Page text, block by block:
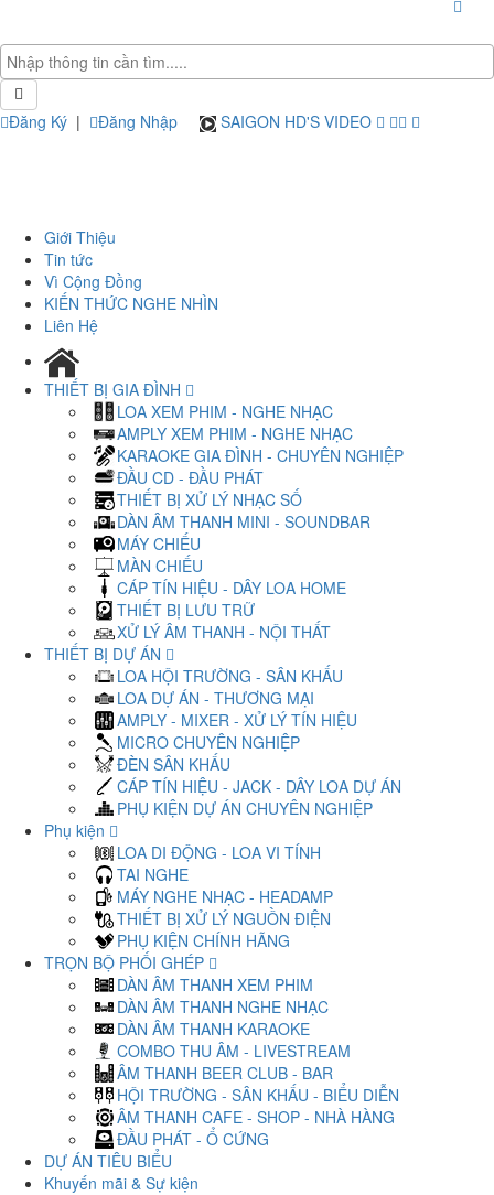
Đăng Ký | Đăng Nhập SAIGON HD'S VIDEO
Giới Thiệu
Tin tức
Vì Cộng Đồng
KIẾN THỨC NGHE NHÌN
Liên Hệ
THIẾT BỊ GIA ĐÌNH
LOA XEM PHIM - NGHE NHẠC
AMPLY XEM PHIM - NGHE NHẠC
KARAOKE GIA ĐÌNH - CHUYÊN NGHIỆP
ĐẦU CD - ĐẦU PHÁT
THIẾT BỊ XỬ LÝ NHẠC SỐ
DÀN ÂM THANH MINI - SOUNDBAR
MÁY CHIẾU
MÀN CHIẾU
CÁP TÍN HIỆU - DÂY LOA HOME
THIẾT BỊ LƯU TRỮ
XỬ LÝ ÂM THANH - NỘI THẤT
THIẾT BỊ DỰ ÁN
LOA HỘI TRƯỜNG - SÂN KHẤU
LOA DỰ ÁN - THƯƠNG MẠI
AMPLY - MIXER - XỬ LÝ TÍN HIỆU
MICRO CHUYÊN NGHIỆP
ĐÈN SÂN KHẤU
CÁP TÍN HIỆU - JACK - DÂY LOA DỰ ÁN
PHỤ KIỆN DỰ ÁN CHUYÊN NGHIỆP
Phụ kiện
LOA DI ĐỘNG - LOA VI TÍNH
TAI NGHE
MÁY NGHE NHẠC - HEADAMP
THIẾT BỊ XỬ LÝ NGUỒN ĐIỆN
PHỤ KIỆN CHÍNH HÃNG
TRỌN BỘ PHỐI GHÉP
DÀN ÂM THANH XEM PHIM
DÀN ÂM THANH NGHE NHẠC
DÀN ÂM THANH KARAOKE
COMBO THU ÂM - LIVESTREAM
ÂM THANH BEER CLUB - BAR
HỘI TRƯỜNG - SÂN KHẤU - BIỂU DIỄN
ÂM THANH CAFE - SHOP - NHÀ HÀNG
ĐẦU PHÁT - Ổ CỨNG
DỰ ÁN TIÊU BIỂU
Khuyến mãi & Sự kiện